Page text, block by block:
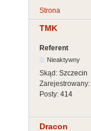
Strona
TMK
Referent
Nieaktywny
Skąd: Szczecin
Zarejestrowany:
Posty: 414
Dracon